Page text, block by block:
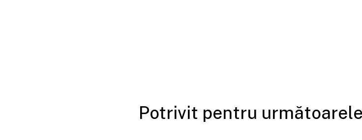
Potrivit pentru